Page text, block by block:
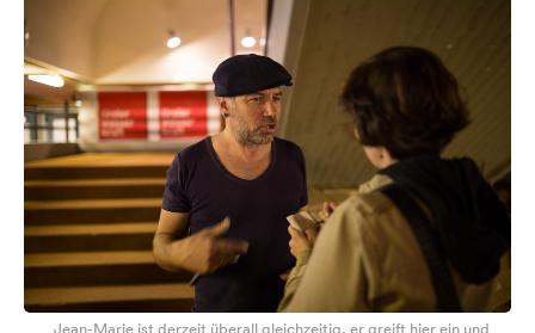
Jean-Marie ist derzeit überall gleichzeitig, er greift hier ein und